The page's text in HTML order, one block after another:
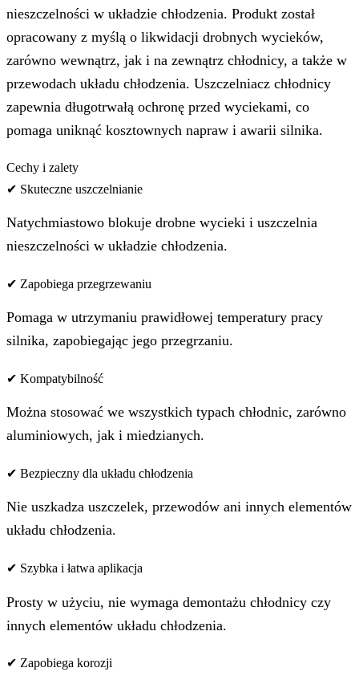
nieszczelności w układzie chłodzenia. Produkt został
opracowany z myślą o likwidacji drobnych wycieków,
zarówno wewnątrz, jak i na zewnątrz chłodnicy, a także w
przewodach układu chłodzenia. Uszczelniacz chłodnicy
zapewnia długotrwałą ochronę przed wyciekami, co
pomaga uniknąć kosztownych napraw i awarii silnika.
Cechy i zalety
✔ Skuteczne uszczelnianie
Natychmiastowo blokuje drobne wycieki i uszczelnia
nieszczelności w układzie chłodzenia.
✔ Zapobiega przegrzewaniu
Pomaga w utrzymaniu prawidłowej temperatury pracy
silnika, zapobiegając jego przegrzaniu.
✔ Kompatybilność
Można stosować we wszystkich typach chłodnic, zarówno
aluminiowych, jak i miedzianych.
✔ Bezpieczny dla układu chłodzenia
Nie uszkadza uszczelek, przewodów ani innych elementów
układu chłodzenia.
✔ Szybka i łatwa aplikacja
Prosty w użyciu, nie wymaga demontażu chłodnicy czy
innych elementów układu chłodzenia.
✔ Zapobiega korozji